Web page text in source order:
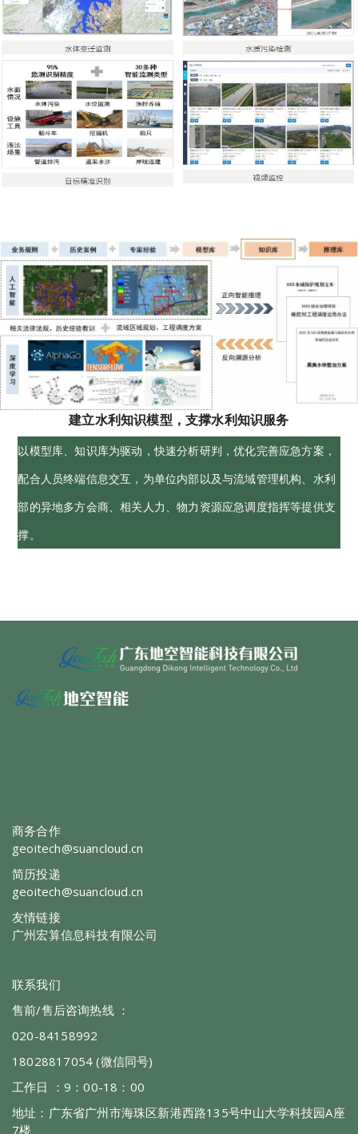
建立水利知识模型，支撑水利知识服务
以模型库、知识库为驱动，快速分析研判，优化完善应急方案，
配合人员终端信息交互，为单位内部以及与流域管理机构、水利
部的异地多方会商、相关人力、物力资源应急调度指挥等提供支
撑。
商务合作
geoitech@suancloud.cn
简历投递
geoitech@suancloud.cn
友情链接
广州宏算信息科技有限公司
联系我们
售前/售后咨询热线 ：
020-84158992
18028817054 (微信同号)
工作日 ：9：00-18：00
地址：广东省广州市海珠区新港西路135号中山大学科技园A座
7楼